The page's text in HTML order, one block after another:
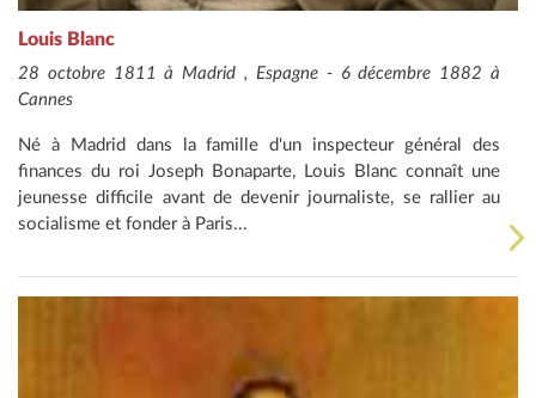
Louis Blanc
28 octobre 1811 à Madrid , Espagne - 6 décembre 1882 à
Cannes
Né à Madrid dans la famille d'un inspecteur général des
finances du roi Joseph Bonaparte, Louis Blanc connaît une
jeunesse difficile avant de devenir journaliste, se rallier au
socialisme et fonder à Paris...